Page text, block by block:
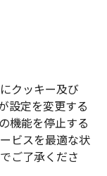
クッキー及び
設定を変更する
機能を停止する
ビスを最適な状
ご了承くださ